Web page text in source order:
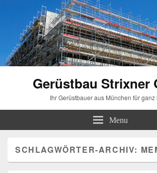
Gerüstbau Strixner
Ihr Gerüstbauer aus München für ganz
Menu
SCHLAGWÖRTER-ARCHIV: